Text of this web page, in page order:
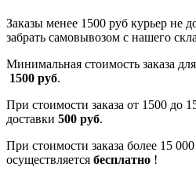
Заказы менее 1500 руб курьер не
забрать самовывозом с нашего
Минимальная стоимость заказа
1500 руб.
При стоимости заказа от 1500 до
доставки 500 руб.
При стоимости заказа более 15
осуществляется бесплатно !